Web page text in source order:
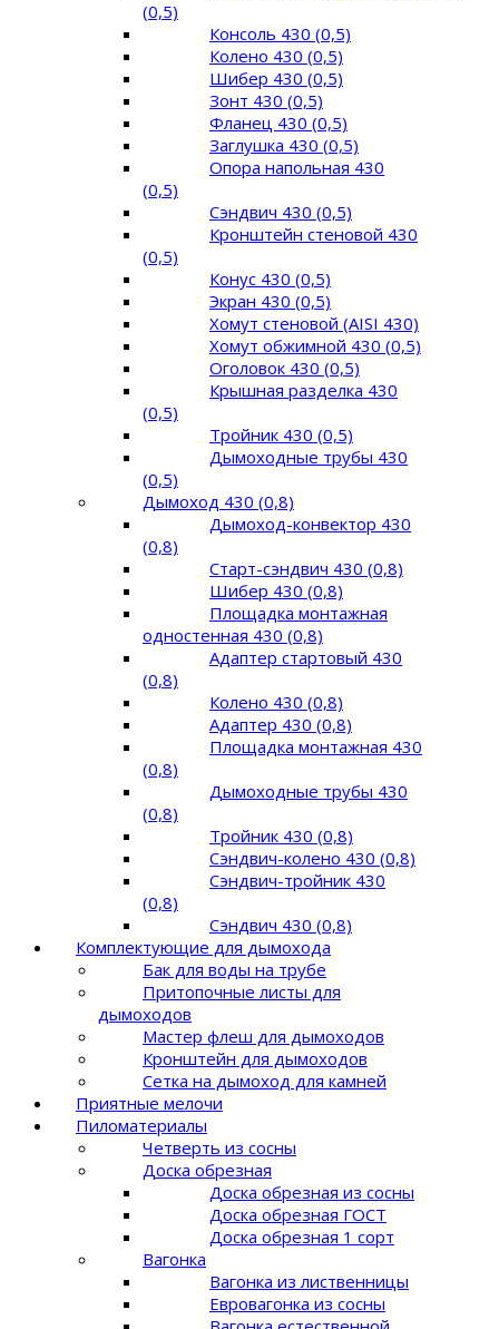
(0,5)
Консоль 430 (0,5)
Колено 430 (0,5)
Шибер 430 (0,5)
Зонт 430 (0,5)
Фланец 430 (0,5)
Заглушка 430 (0,5)
Опора напольная 430
(0,5)
Сэндвич 430 (0,5)
Кронштейн стеновой 430
(0,5)
Конус 430 (0,5)
Экран 430 (0,5)
Хомут стеновой (AISI 430)
Хомут обжимной 430 (0,5)
Оголовок 430 (0,5)
Крышная разделка 430
(0,5)
Тройник 430 (0,5)
Дымоходные трубы 430
(0,5)
Дымоход 430 (0,8)
Дымоход-конвектор 430
(0,8)
Старт-сэндвич 430 (0,8)
Шибер 430 (0,8)
Площадка монтажная
одностенная 430 (0,8)
Адаптер стартовый 430
(0,8)
Колено 430 (0,8)
Адаптер 430 (0,8)
Площадка монтажная 430
(0,8)
Дымоходные трубы 430
(0,8)
Тройник 430 (0,8)
Сэндвич-колено 430 (0,8)
Сэндвич-тройник 430
(0,8)
Сэндвич 430 (0,8)
Комплектующие для дымохода
Бак для воды на трубе
Притопочные листы для
дымоходов
Мастер флеш для дымоходов
Кронштейн для дымоходов
Сетка на дымоход для камней
Приятные мелочи
Пиломатериалы
Четверть из сосны
Доска обрезная
Доска обрезная из сосны
Доска обрезная ГОСТ
Доска обрезная 1 сорт
Вагонка
Вагонка из лиственницы
Евровагонка из сосны